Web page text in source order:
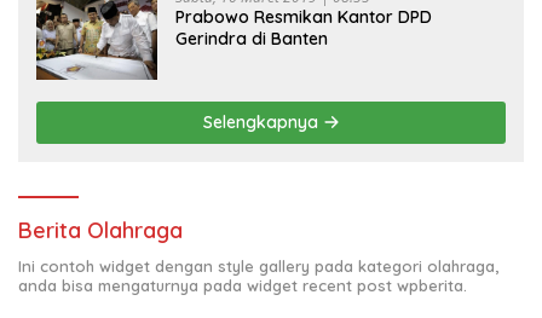
Prabowo Resmikan Kantor DPD
Gerindra di Banten
Selengkapnya
Berita Olahraga
Ini contoh widget dengan style gallery pada kategori olahraga,
anda bisa mengaturnya pada widget recent post wpberita.